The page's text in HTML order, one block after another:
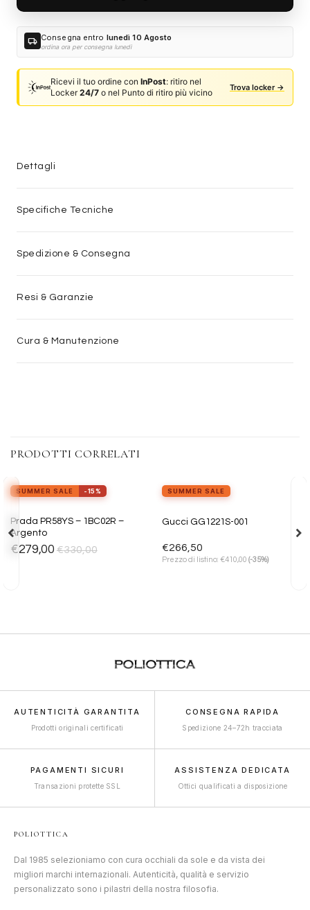
local_shipping Consegna entro lunedì 10 Agosto
ordina ora per consegna lunedì
Ricevi il tuo ordine conInPost: ritiro nel
Locker24/7 o nel Punto di ritiro più vicino
Trova locker →
Dettagli
Specifiche Tecniche
Spedizione & Consegna
Resi & Garanzie
Cura & Manutenzione
PRODOTTI CORRELATI
view_in_arProvalo ora
SUMMER SALE -15%
Prada PR58YS – 1BC02R –
Argento
€279,00 €330,00
SUMMER SALE
Gucci GG1221S-001
€266,50
Prezzo di listino: €410,00 (-35%)
AUTENTICITÀ GARANTITA
Prodotti originali certificati
CONSEGNA RAPIDA
Spedizione 24–72h tracciata
PAGAMENTI SICURI
Transazioni protette SSL
ASSISTENZA DEDICATA
Ottici qualificati a disposizione
POLIOTTICA
Dal 1985 selezioniamo con cura occhiali da sole e da vista dei
migliori marchi internazionali. Autenticità, qualità e servizio
personalizzato sono i pilastri della nostra filosofia.